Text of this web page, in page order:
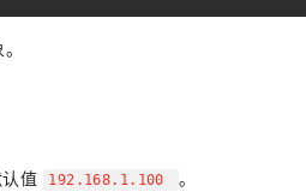
值 192.168.1.100 。